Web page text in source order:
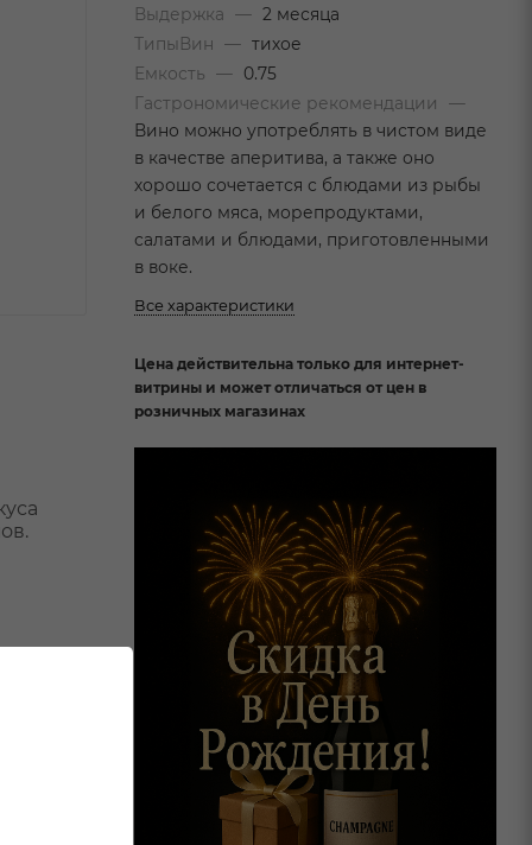
Выдержка
— 2 месяца
ТипыВин
— тихое
Емкость
—
0.75
Гастрономические рекомендации
—
Вино можно употреблять в чистом виде
в качестве аперитива, а также оно
хорошо сочетается с блюдами из рыбы
и белого мяса, морепродуктами,
салатами и блюдами, приготовленными
в воке.
Все характеристики
Цена действительна только для интернет-
витрины и может отличаться от цен в
розничных магазинах